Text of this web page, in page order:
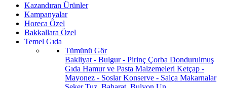
Kazandıran Ürünler
Kampanyalar
Horeca Özel
Bakkallara Özel
Temel Gıda
Tümünü Gör
Bakliyat - Bulgur - Pirinç Çorba Dondurulmuş
Gıda Hamur ve Pasta Malzemeleri Ketçap -
Mayonez - SoslarKonserve - Salça Makarnalar